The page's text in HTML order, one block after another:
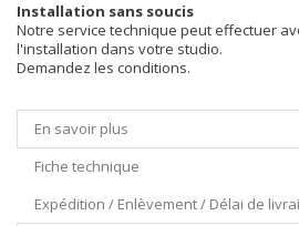
Installation sans soucis
Notre service technique peut effectuer
l'installation dans votre studio.
Demandez les conditions.
En savoir plus
Fiche technique
Expédition / Enlèvement / Délai de